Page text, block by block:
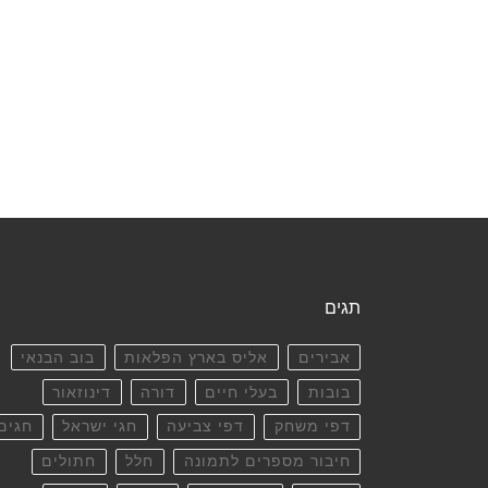
תגים
אבירים אליס בארץ הפלאות בוב הבנאי
בובות בעלי חיים דורה דינוזאור
דפי משחק דפי צביעה חגי ישראל
חיבור מספרים לתמונה חלל חתולים